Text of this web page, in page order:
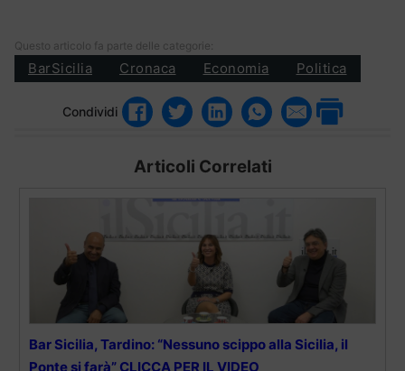
Questo articolo fa parte delle categorie:
BarSicilia Cronaca Economia Politica
Condividi
Articoli Correlati
Bar Sicilia, Tardino: “Nessuno scippo alla Sicilia, il
Ponte si farà” CLICCA PER IL VIDEO